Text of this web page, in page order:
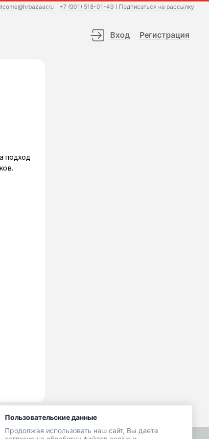
+7 (901) 518-01-49 Подписаться на рассылку
Вход Регистрация
подход
Пользовательские данные
Продолжая использовать наш сайт, Вы даете